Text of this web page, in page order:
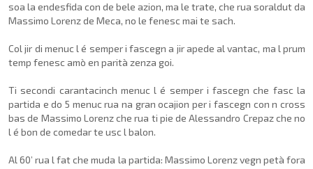
soa la endesfida con de bele azion, ma le trate, che rua soraldut da
Massimo Lorenz de Meca, no le fenesc mai te sach.
Col jir di menuc l é semper i fascegn a jir apede al vantac, ma l prum
temp fenesc amò en parità zenza goi.
Ti secondi carantacinch menuc l é semper i fascegn che fasc la
partida e do 5 menuc rua na gran ocajion per i fascegn con n cross
bas de Massimo Lorenz che rua ti pie de Alessandro Crepaz che no
l é bon de comedar te usc l balon.
Al 60’ rua l fat che muda la partida: Massimo Lorenz vegn petà fora